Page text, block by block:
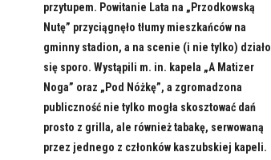
przytupem. Powitanie Lata na „Przodkowską
Nutę” przyciągnęło tłumy mieszkańców na
gminny stadion, a na scenie (i nie tylko) działo
się sporo. Wystąpili m. in. kapela „A Matizer
Noga” oraz „Pod Nóżkę”, a zgromadzona
publiczność nie tylko mogła skosztować dań
prosto z grilla, ale również tabakę, serwowaną
przez jednego z członków kaszubskiej kapeli.